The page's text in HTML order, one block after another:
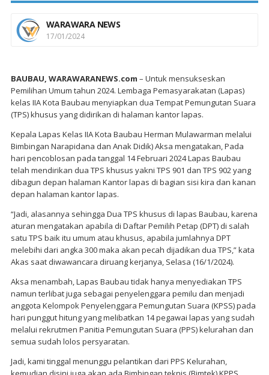
WARAWARA NEWS
17/01/2024
BAUBAU, WARAWARANEWS.com – Untuk mensukseskan
Pemilihan Umum tahun 2024. Lembaga Pemasyarakatan (Lapas)
kelas IIA Kota Baubau menyiapkan dua Tempat Pemungutan Suara
(TPS) khusus yang didirikan di halaman kantor lapas.
Kepala Lapas Kelas IIA Kota Baubau Herman Mulawarman melalui
Bimbingan Narapidana dan Anak Didik) Aksa mengatakan, Pada
hari pencoblosan pada tanggal 14 Februari 2024 Lapas Baubau
telah mendirikan dua TPS khusus yakni TPS 901 dan TPS 902 yang
dibagun depan halaman Kantor lapas di bagian sisi kira dan kanan
depan halaman kantor lapas.
“Jadi, alasannya sehingga Dua TPS khusus di lapas Baubau, karena
aturan mengatakan apabila di Daftar Pemilih Petap (DPT) di salah
satu TPS baik itu umum atau khusus, apabila jumlahnya DPT
melebihi dari angka 300 maka akan pecah dijadikan dua TPS,” kata
Akas saat diwawancara diruang kerjanya, Selasa (16/1/2024).
Aksa menambah, Lapas Baubau tidak hanya menyediakan TPS
namun terlibat juga sebagai penyelenggara pemilu dan menjadi
anggota Kelompok Penyelenggara Pemungutan Suara (KPSS) pada
hari punggut hitung yang melibatkan 14 pegawai lapas yang sudah
melalui rekrutmen Panitia Pemungutan Suara (PPS) kelurahan dan
semua sudah lolos persyaratan.
Jadi, kami tinggal menunggu pelantikan dari PPS Kelurahan,